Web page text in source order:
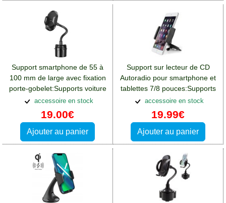
Support smartphone de 55 à
100 mm de large avec fixation
porte-gobelet:Supports voiture
Crosscall Spider X4
accessoire en stock
19.00€
Ajouter au panier
Support sur lecteur de CD
Autoradio pour smartphone et
tablettes 7/8 pouces:Supports
voiture Crosscall Spider X4
accessoire en stock
19.99€
Ajouter au panier